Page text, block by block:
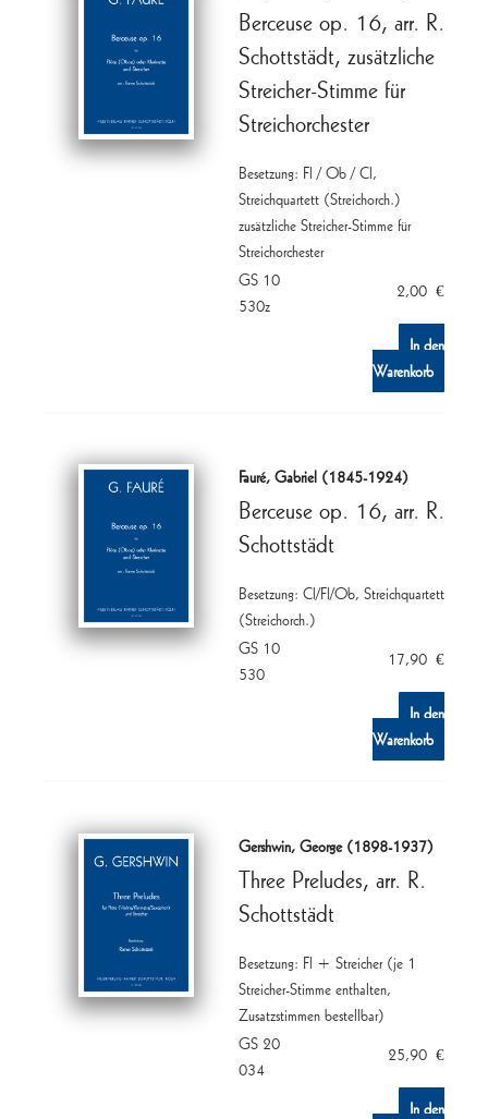
Berceuse op. 16, arr. R.
Schottstädt, zusätzliche
Streicher-Stimme für
Streichorchester
Besetzung: Fl / Ob / Cl,
Streichquartett (Streichorch.)
zusätzliche Streicher-Stimme für
Streichorchester
GS 10
530z
2,00 €
In den
Warenkorb
Fauré, Gabriel (1845-1924)
Berceuse op. 16, arr. R.
Schottstädt
Besetzung: Cl/Fl/Ob, Streichquartett
(Streichorch.)
GS 10
530
17,90 €
In den
Warenkorb
Gershwin, George (1898-1937)
Three Preludes, arr. R.
Schottstädt
Besetzung: Fl + Streicher (je 1
Streicher-Stimme enthalten,
Zusatzstimmen bestellbar)
GS 20
034
25,90 €
In den